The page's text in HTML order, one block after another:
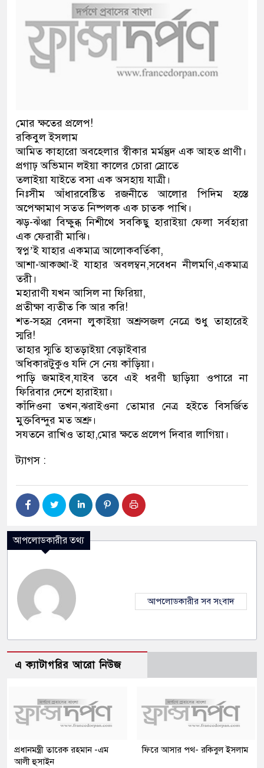
মোর ক্ষতের প্রলেপ!
রকিবুল ইসলাম
আমিত কাহারো অবহেলার স্বীকার মর্মন্তুদ এক আহত প্রাণী।
প্রগাঢ় অভিমান লইয়া কালের চোরা স্রোতে
তলাইয়া যাইতে বসা এক অসহায় যাত্রী।
নিঃসীম আঁধারবেষ্টিত রজনীতে আলোর পিদিম হস্তে
অপেক্ষামাণ সতত নিষ্পলক এক চাতক পাখি।
ঝড়-ঝঁঞ্ঝা বিক্ষুব্ধ নিশীথে সবকিছু হারাইয়া ফেলা সর্বহারা
এক ফেরারী মাঝি।
স্বপ্ন’ই যাহার একমাত্র আলোকবর্তিকা,
আশা-আকঙ্খা-ই যাহার অবলম্বন,সবেধন নীলমণি,একমাত্র
তরী।
মহারাণী যখন আসিল না ফিরিয়া,
প্রতীক্ষা ব্যতীত কি আর করি!
শত-সহস্র বেদনা লুকাইয়া অশ্রুসজল নেত্রে শুধু তাহারেই
স্মরি!
তাহার স্মৃতি হাতড়াইয়া বেড়াইবার
অধিকারটুকুও যদি সে নেয় কাঁড়িয়া।
পাড়ি জমাইব,যাইব তবে এই ধরণী ছাড়িয়া ওপারে না
ফিরিবার দেশে হারাইয়া।
কাঁদিওনা তখন,ঝরাইওনা তোমার নেত্র হইতে বিসর্জিত
মুক্তবিন্দুর মত অশ্রু।
সযতনে রাখিও তাহা,মোর ক্ষতে প্রলেপ দিবার লাগিয়া।
ট্যাগস :
আপলোডকারীর তথ্য
আপলোডকারীর সব সংবাদ
এ ক্যাটাগরির আরো নিউজ
প্রধানমন্ত্রী তারেক রহমান -এম
আলী হুসাইন
ফিরে আসার পথ- রকিবুল ইসলাম